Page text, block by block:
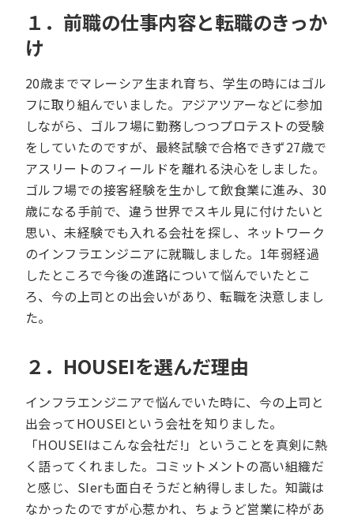
１．前職の仕事内容と転職のきっか
け
20歳までマレーシア生まれ育ち、学生の時にはゴル
フに取り組んでいました。アジアツアーなどに参加
しながら、ゴルフ場に勤務しつつプロテストの受験
をしていたのですが、最終試験で合格できず27歳で
アスリートのフィールドを離れる決心をしました。
ゴルフ場での接客経験を生かして飲食業に進み、30
歳になる手前で、違う世界でスキル見に付けたいと
思い、未経験でも入れる会社を探し、ネットワーク
のインフラエンジニアに就職しました。1年弱経過
したところで今後の進路について悩んでいたとこ
ろ、今の上司との出会いがあり、転職を決意しまし
た。
２．HOUSEIを選んだ理由
インフラエンジニアで悩んでいた時に、今の上司と
出会ってHOUSEIという会社を知りました。
「HOUSEIはこんな会社だ!」ということを真剣に熱
く語ってくれました。コミットメントの高い組織だ
と感じ、SIerも面白そうだと納得しました。知識は
なかったのですが心惹かれ、ちょうど営業に枠があ